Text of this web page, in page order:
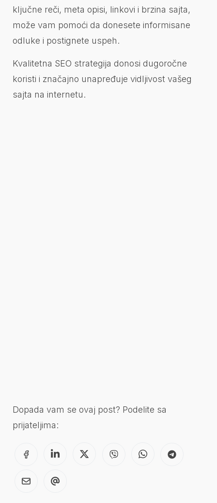
ključne reči, meta opisi, linkovi i brzina sajta,
može vam pomoći da donesete informisane
odluke i postignete uspeh.
Kvalitetna SEO strategija donosi dugoročne
koristi i značajno unapređuje vidljivost vašeg
sajta na internetu.
Dopada vam se ovaj post? Podelite sa
prijateljima: